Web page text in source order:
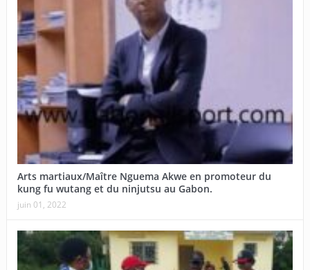
Arts martiaux/Maître Nguema Akwe en promoteur du
kung fu wutang et du ninjutsu au Gabon.
juin 01, 2022